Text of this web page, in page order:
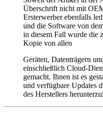
Überschrift nicht mit
Ersterwerber ebenfalls
und die Software von
in diesem Fall wurde die
Kopie von allen
Geräten, Datenträgern
einschließlich Cloud-
gemacht. Ihnen ist es
und verfügbare Updates
des Herstellers